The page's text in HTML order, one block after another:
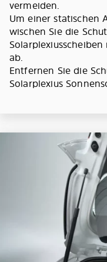
vermeiden.
Um einer statischen
wischen Sie die
ab.
Entfernen Sie die
Solarplexius